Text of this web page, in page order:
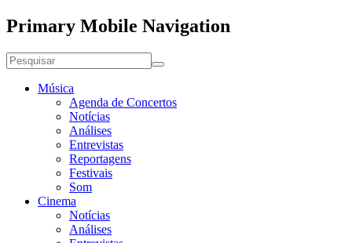
Primary Mobile Navigation
Música
Agenda de Concertos
Notícias
Análises
Entrevistas
Reportagens
Festivais
Som
Cinema
Notícias
Análises